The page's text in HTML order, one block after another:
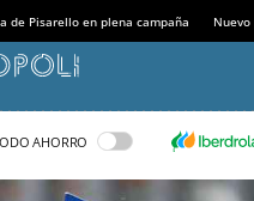
de Pisarello en plena campaña
AHORRO